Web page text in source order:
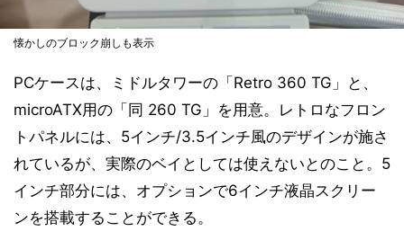
懐かしのブロック崩しも表示
PCケースは、ミドルタワーの「Retro 360 TG」と、
microATX用の「同 260 TG」を用意。レトロなフロン
トパネルには、5インチ/3.5インチ風のデザインが施さ
れているが、実際のベイとしては使えないとのこと。5
インチ部分には、オプションで6インチ液晶スクリー
ンを搭載することができる。